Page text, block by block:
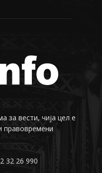
за вести, чија цел е
правовремени
32 26 990